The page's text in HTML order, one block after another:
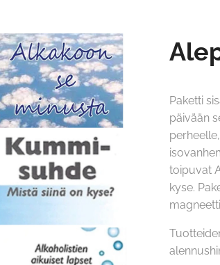
Paketti
päivään
toipuvat
kyse.